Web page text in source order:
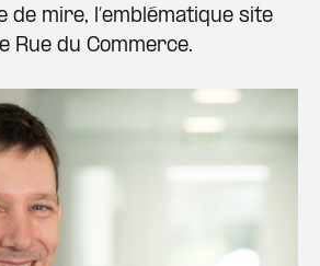
de mire, l’emblématique site
Rue du Commerce.